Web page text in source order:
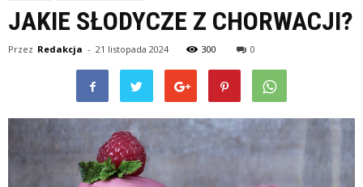
JAKIE SŁODYCZE Z CHORWACJI?
Przez Redakcja - 21 listopada 2024 300 0